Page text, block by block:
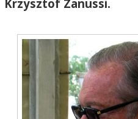
Krzysztof Zanussi.